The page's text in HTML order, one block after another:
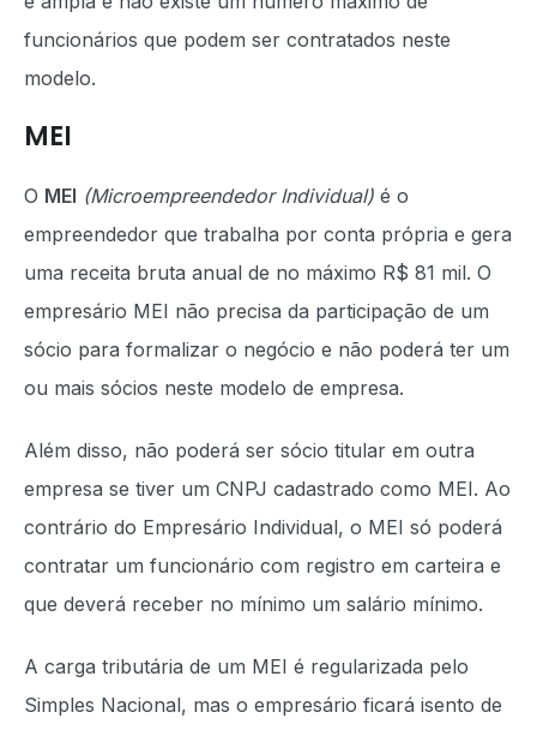
funcionários que podem ser contratados neste
modelo.
MEI
O MEI (Microempreendedor Individual) é o
empreendedor que trabalha por conta própria e gera
uma receita bruta anual de no máximo R$ 81 mil. O
empresário MEI não precisa da participação de um
sócio para formalizar o negócio e não poderá ter um
ou mais sócios neste modelo de empresa.
Além disso, não poderá ser sócio titular em outra
empresa se tiver um CNPJ cadastrado como MEI. Ao
contrário do Empresário Individual, o MEI só poderá
contratar um funcionário com registro em carteira e
que deverá receber no mínimo um salário mínimo.
A carga tributária de um MEI é regularizada pelo
Simples Nacional, mas o empresário ficará isento de